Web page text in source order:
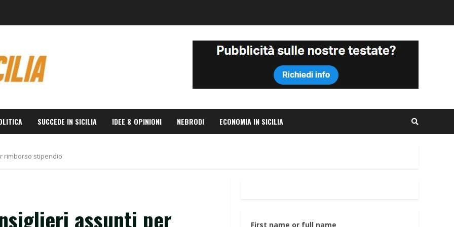
SUCCEDE IN SICILIA IDEE & OPINIONI NEBRODI ECONOMIA IN SICILIA
rimborso stipendio
assunti per
First name or full name